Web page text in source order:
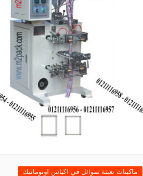
ماكينات تعبئة سوائل في اكياس اوتوماتيك